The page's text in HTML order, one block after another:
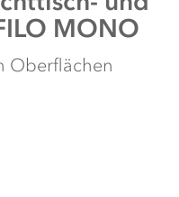
MONO
Oberflächen